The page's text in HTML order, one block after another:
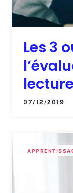
Les 3
07/12/2019